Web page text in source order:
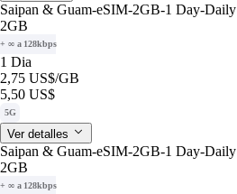
Saipan & Guam-eSIM-2GB-1 Day-Daily
2GB
+ ∞ a 128kbps
1 Dia
2,75 US$/GB
5,50 US$
5G
Ver detalles
Saipan & Guam-eSIM-2GB-1 Day-Daily
2GB
+ ∞ a 128kbps